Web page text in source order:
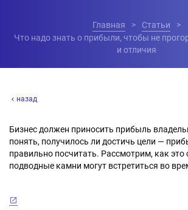
Главная
Статьи
Что надо знать о прибыли, чтобы не
и отличия
назад
Бизнес должен приносить прибыль
понять, получилось ли достичь цели —
правильно посчитать. Рассмотрим, как это
подводные камни могут встретиться во